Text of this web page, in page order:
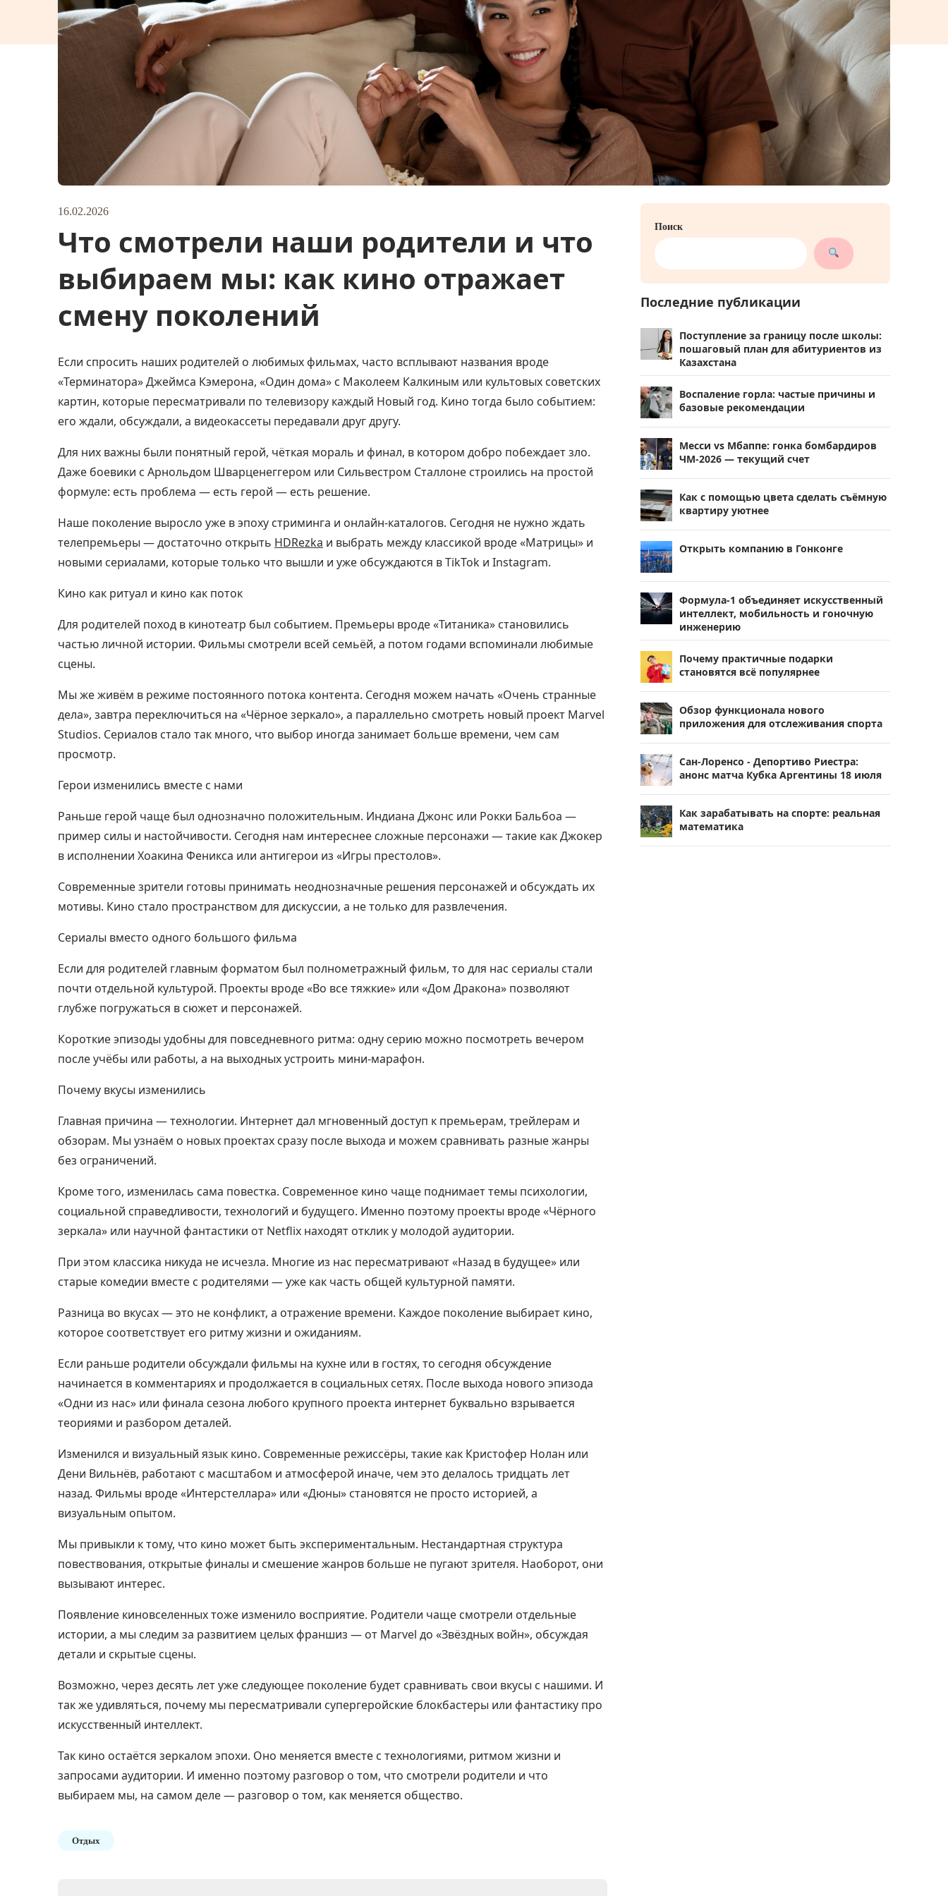
16.02.2026
Что смотрели наши родители и что
выбираем мы: как кино отражает
смену поколений
Если спросить наших родителей о любимых фильмах, часто всплывают названия вроде
«Терминатора» Джеймса Кэмерона, «Один дома» с Маколеем Калкиным или культовых советских
картин, которые пересматривали по телевизору каждый Новый год. Кино тогда было событием:
его ждали, обсуждали, а видеокассеты передавали друг другу.
Для них важны были понятный герой, чёткая мораль и финал, в котором добро побеждает зло.
Даже боевики с Арнольдом Шварценеггером или Сильвестром Сталлоне строились на простой
формуле: есть проблема — есть герой — есть решение.
Наше поколение выросло уже в эпоху стриминга и онлайн‑каталогов. Сегодня не нужно ждать
телепремьеры — достаточно открыть HDRezka и выбрать между классикой вроде «Матрицы» и
новыми сериалами, которые только что вышли и уже обсуждаются в TikTok и Instagram.
Кино как ритуал и кино как поток
Для родителей поход в кинотеатр был событием. Премьеры вроде «Титаника» становились
частью личной истории. Фильмы смотрели всей семьёй, а потом годами вспоминали любимые
сцены.
Мы же живём в режиме постоянного потока контента. Сегодня можем начать «Очень странные
дела», завтра переключиться на «Чёрное зеркало», а параллельно смотреть новый проект Marvel
Studios. Сериалов стало так много, что выбор иногда занимает больше времени, чем сам
просмотр.
Герои изменились вместе с нами
Раньше герой чаще был однозначно положительным. Индиана Джонс или Рокки Бальбоа —
пример силы и настойчивости. Сегодня нам интереснее сложные персонажи — такие как Джокер
в исполнении Хоакина Феникса или антигерои из «Игры престолов».
Современные зрители готовы принимать неоднозначные решения персонажей и обсуждать их
мотивы. Кино стало пространством для дискуссии, а не только для развлечения.
Сериалы вместо одного большого фильма
Если для родителей главным форматом был полнометражный фильм, то для нас сериалы стали
почти отдельной культурой. Проекты вроде «Во все тяжкие» или «Дом Дракона» позволяют
глубже погружаться в сюжет и персонажей.
Короткие эпизоды удобны для повседневного ритма: одну серию можно посмотреть вечером
после учёбы или работы, а на выходных устроить мини‑марафон.
Почему вкусы изменились
Главная причина — технологии. Интернет дал мгновенный доступ к премьерам, трейлерам и
обзорам. Мы узнаём о новых проектах сразу после выхода и можем сравнивать разные жанры
без ограничений.
Кроме того, изменилась сама повестка. Современное кино чаще поднимает темы психологии,
социальной справедливости, технологий и будущего. Именно поэтому проекты вроде «Чёрного
зеркала» или научной фантастики от Netflix находят отклик у молодой аудитории.
При этом классика никуда не исчезла. Многие из нас пересматривают «Назад в будущее» или
старые комедии вместе с родителями — уже как часть общей культурной памяти.
Разница во вкусах — это не конфликт, а отражение времени. Каждое поколение выбирает кино,
которое соответствует его ритму жизни и ожиданиям.
Если раньше родители обсуждали фильмы на кухне или в гостях, то сегодня обсуждение
начинается в комментариях и продолжается в социальных сетях. После выхода нового эпизода
«Одни из нас» или финала сезона любого крупного проекта интернет буквально взрывается
теориями и разбором деталей.
Изменился и визуальный язык кино. Современные режиссёры, такие как Кристофер Нолан или
Дени Вильнёв, работают с масштабом и атмосферой иначе, чем это делалось тридцать лет
назад. Фильмы вроде «Интерстеллара» или «Дюны» становятся не просто историей, а
визуальным опытом.
Мы привыкли к тому, что кино может быть экспериментальным. Нестандартная структура
повествования, открытые финалы и смешение жанров больше не пугают зрителя. Наоборот, они
вызывают интерес.
Появление киновселенных тоже изменило восприятие. Родители чаще смотрели отдельные
истории, а мы следим за развитием целых франшиз — от Marvel до «Звёздных войн», обсуждая
детали и скрытые сцены.
Возможно, через десять лет уже следующее поколение будет сравнивать свои вкусы с нашими. И
так же удивляться, почему мы пересматривали супергеройские блокбастеры или фантастику про
искусственный интеллект.
Так кино остаётся зеркалом эпохи. Оно меняется вместе с технологиями, ритмом жизни и
запросами аудитории. И именно поэтому разговор о том, что смотрели родители и что
выбираем мы, на самом деле — разговор о том, как меняется общество.
Отдых
Поиск
Последние публикации
Поступление за границу после школы:
пошаговый план для абитуриентов из
Казахстана
Воспаление горла: частые причины и
базовые рекомендации
Месси vs Мбаппе: гонка бомбардиров
ЧМ-2026 — текущий счет
Как с помощью цвета сделать съёмную
квартиру уютнее
Открыть компанию в Гонконге
Формула-1 объединяет искусственный
интеллект, мобильность и гоночную
инженерию
Почему практичные подарки
становятся всё популярнее
Обзор функционала нового
приложения для отслеживания спорта
Сан-Лоренсо - Депортиво Риестра:
анонс матча Кубка Аргентины 18 июля
Как зарабатывать на спорте: реальная
математика